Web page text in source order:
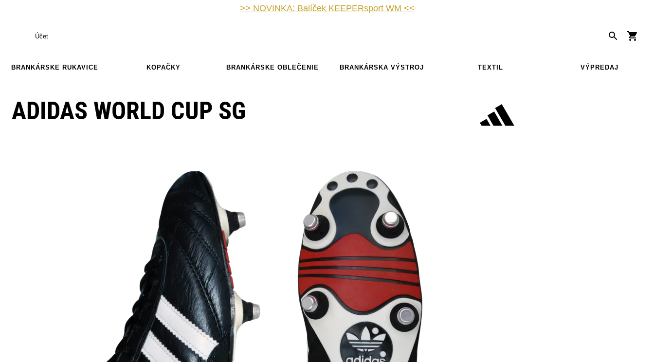
>> NOVINKA: Balíček KEEPERsport WM <<
Účet
BRANKÁRSKE RUKAVICE KOPAČKY BRANKÁRSKE OBLEČENIE BRANKÁRSKA VÝSTROJ TEXTIL VÝPREDAJ
ADIDAS WORLD CUP SG